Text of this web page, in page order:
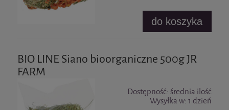
do koszyka
BIO LINE Siano bioorganiczne 500g JR
FARM
Dostępność: średnia ilość
Wysyłka w: 1 dzień